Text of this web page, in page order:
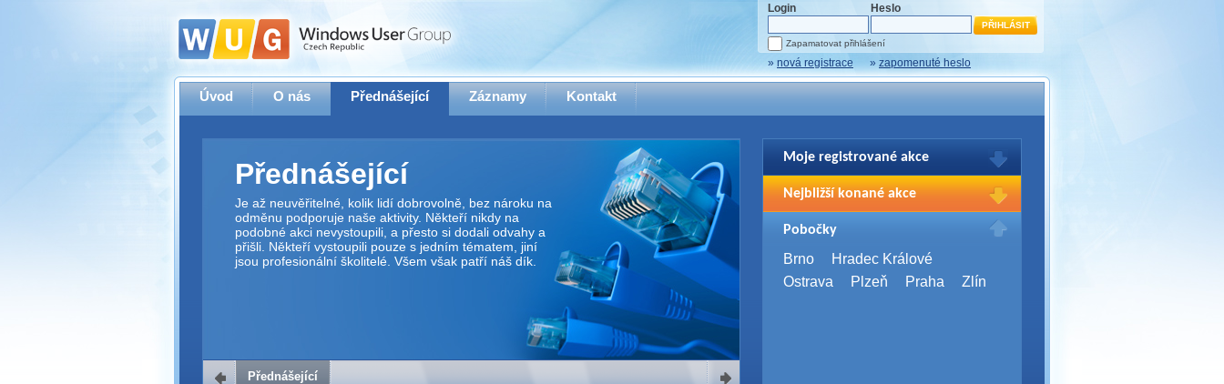
Login Heslo
Zapamatovat přihlášení
» nová registrace » zapomenuté heslo
Úvod O nás Přednášející Záznamy Kontakt
Přednášející
Je až neuvěřitelné, kolik lidí dobrovolně, bez nároku na
odměnu podporuje naše aktivity. Někteří nikdy na
podobné akci nevystoupili, a přesto si dodali odvahy a
přišli. Někteří vystoupili pouze s jedním tématem, jiní
jsou profesionální školitelé. Všem však patří náš dík.
Přednášející
Moje registrované akce
Pro zobrazení Vašich registrací na akce
se prosím přihlašte.
Nejbližší konané akce
WUG Days 2026
4. 9. 2026,Brno
SQL Server Bootcamp 2026
Pobočky
Brno
Hradec Králové
Ostrava
Plzeň Praha Zlín